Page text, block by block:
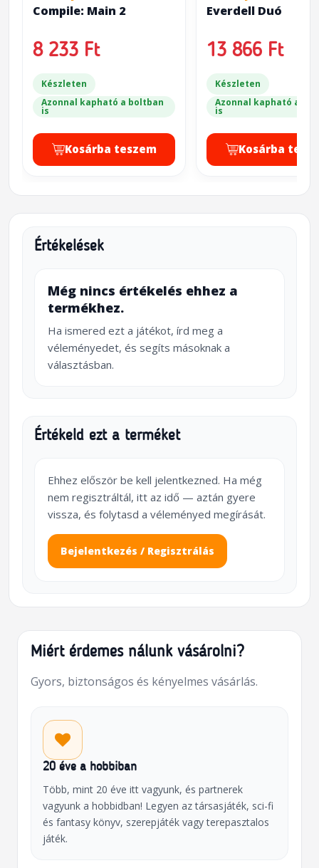
Compile: Main 2
8 233 Ft
Készleten
Azonnal kapható a boltban
is
Kosárba teszem
Everdell Duó
13 866 Ft
Készleten
Azonnal kapható a
is
Kosárba
Értékelések
Még nincs értékelés ehhez a
termékhez.
Ha ismered ezt a játékot, írd meg a
véleményedet, és segíts másoknak a
választásban.
Értékeld ezt a terméket
Ehhez először be kell jelentkezned. Ha még
nem regisztráltál, itt az idő — aztán gyere
vissza, és folytasd a véleményed megírását.
Bejelentkezés / Regisztrálás
Miért érdemes nálunk vásárolni?
Gyors, biztonságos és kényelmes vásárlás.
20 éve a hobbiban
Több, mint 20 éve itt vagyunk, és partnerek
vagyunk a hobbidban! Legyen az társasjáték, sci-fi
és fantasy könyv, szerepjáték vagy terepasztalos
játék.